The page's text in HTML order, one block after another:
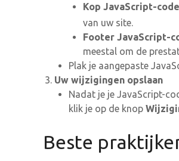
Kop JavaScript-code
van uw site.
Footer JavaScript-
meestal om de
Plak je aangepaste
Uw wijzigingen opslaan
Nadat je je JavaScript-
klik je op de knop
Beste